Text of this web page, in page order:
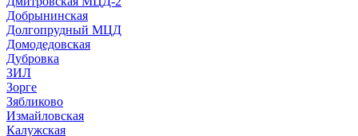
Добрынинская
Долгопрудный МЦД
Домодедовская
Дубровка
ЗИЛ
Зорге
Зябликово
Измайловская
Калужская